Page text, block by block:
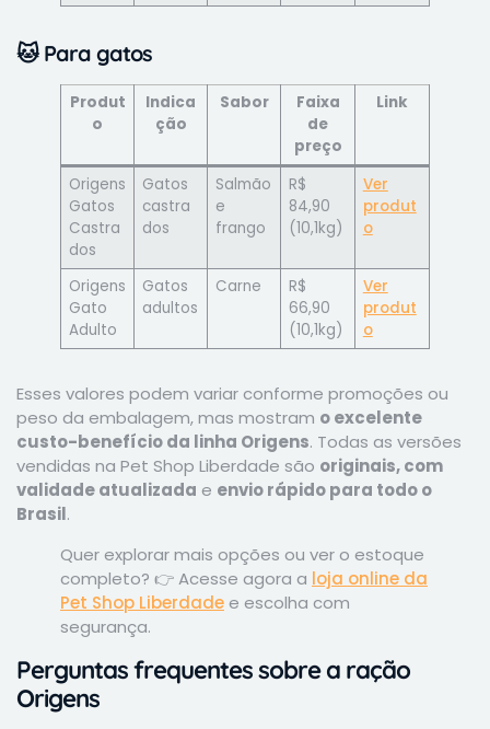
🐱 Para gatos
Produt
o
Indica
ção
Sabor
Faixa
de
preço
Link
Origens
Gatos
Castra
dos
Gatos
castra
dos
Salmão
e
frango
R$
84,90
(10,1kg)
Ver
produt
o
Origens
Gato
Adulto
Gatos
adultos
Carne
R$
66,90
(10,1kg)
Ver
produt
o
Esses valores podem variar conforme promoções ou
peso da embalagem, mas mostram o excelente
custo-benefício da linha Origens. Todas as versões
vendidas na Pet Shop Liberdade são originais, com
validade atualizada e envio rápido para todo o
Brasil.
Quer explorar mais opções ou ver o estoque
completo? 👉 Acesse agora a loja online da
Pet Shop Liberdade e escolha com
segurança.
Perguntas frequentes sobre a ração
Origens